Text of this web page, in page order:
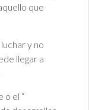
que
y no
llegar a
o el “